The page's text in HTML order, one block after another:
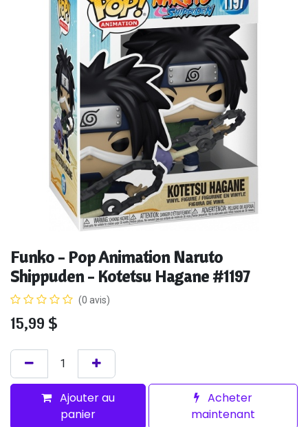
Funko - Pop Animation Naruto
Shippuden - Kotetsu Hagane #1197
(0 avis)
15,99 $
Ajouter au
panier
Acheter
maintenant